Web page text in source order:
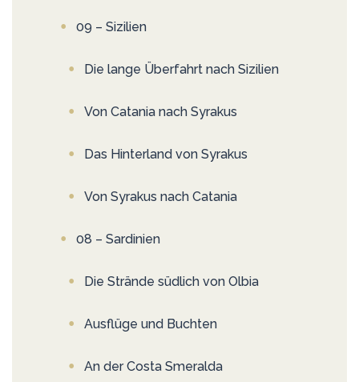
09 – Sizilien
Die lange Überfahrt nach Sizilien
Von Catania nach Syrakus
Das Hinterland von Syrakus
Von Syrakus nach Catania
08 – Sardinien
Die Strände südlich von Olbia
Ausflüge und Buchten
An der Costa Smeralda